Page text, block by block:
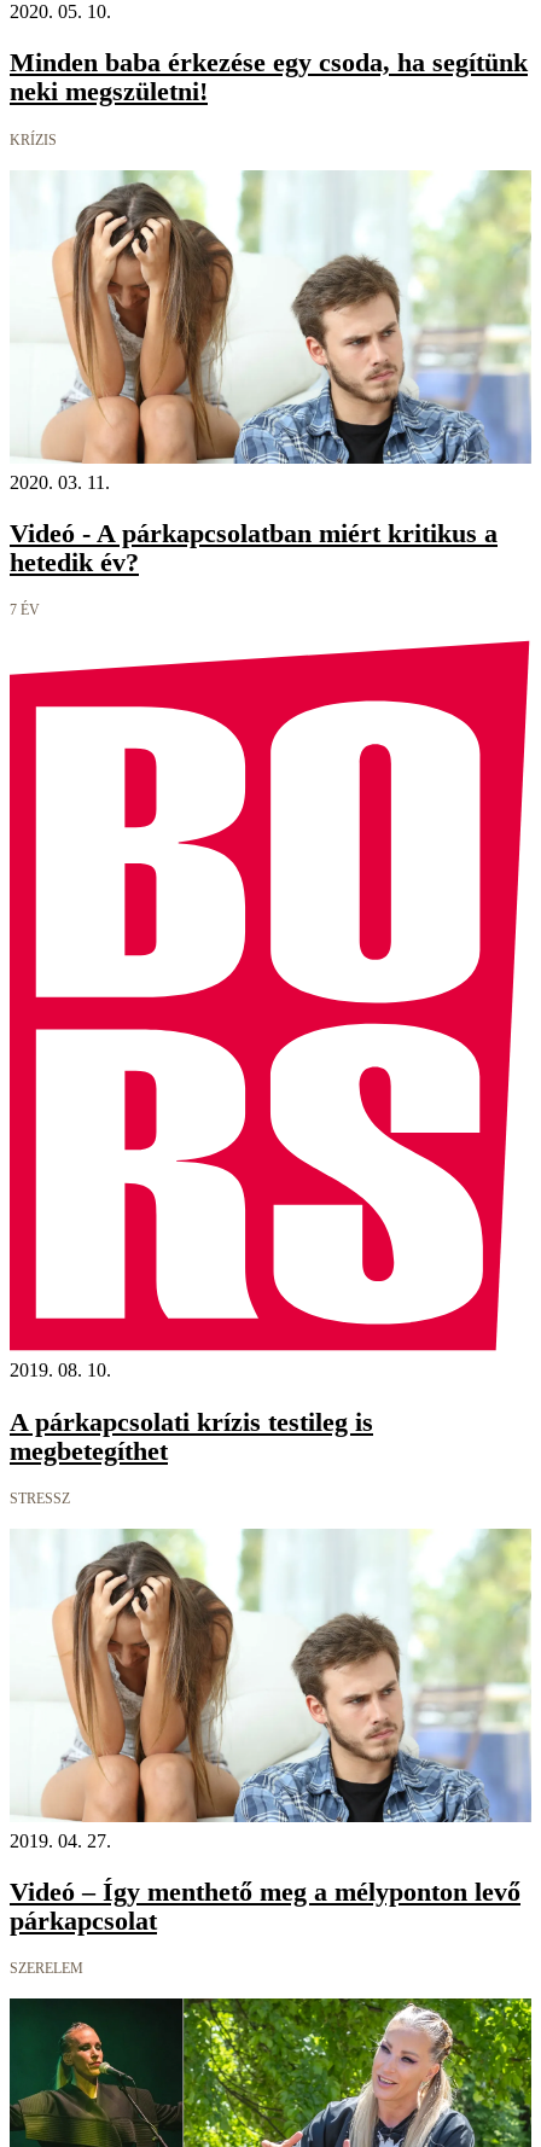
2020. 05. 10.
Minden baba érkezése egy csoda, ha segítünk
neki megszületni!
KRÍZIS
2020. 03. 11.
Videó - A párkapcsolatban miért kritikus a
hetedik év?
7 ÉV
2019. 08. 10.
A párkapcsolati krízis testileg is
megbetegíthet
STRESSZ
2019. 04. 27.
Videó – Így menthető meg a mélyponton levő
párkapcsolat
SZERELEM